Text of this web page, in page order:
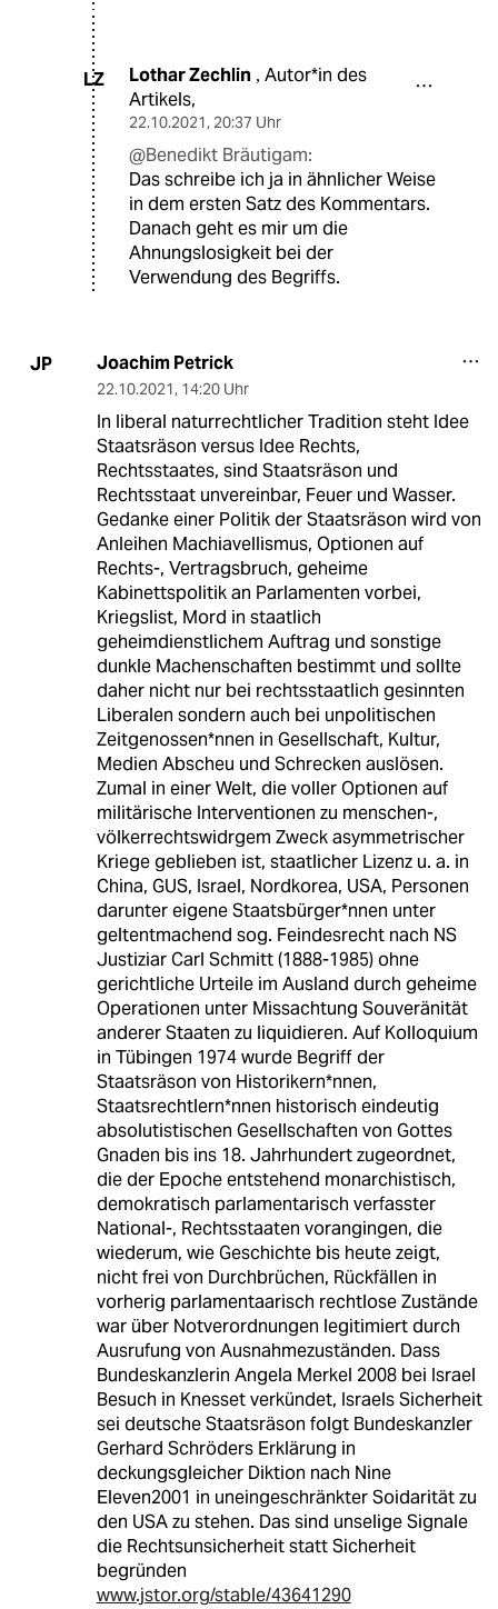
LZ Lothar Zechlin , Autor*in des
Artikels,
22.10.2021, 20:37 Uhr
@Benedikt Bräutigam:
Das schreibe ich ja in ähnlicher Weise
in dem ersten Satz des Kommentars.
Danach geht es mir um die
Ahnungslosigkeit bei der
Verwendung des Begriffs.
JP Joachim Petrick
22.10.2021, 14:20 Uhr
In liberal naturrechtlicher Tradition steht Idee
Staatsräson versus Idee Rechts,
Rechtsstaates, sind Staatsräson und
Rechtsstaat unvereinbar, Feuer und Wasser.
Gedanke einer Politik der Staatsräson wird von
Anleihen Machiavellismus, Optionen auf
Rechts-, Vertragsbruch, geheime
Kabinettspolitik an Parlamenten vorbei,
Kriegslist, Mord in staatlich
geheimdienstlichem Auftrag und sonstige
dunkle Machenschaften bestimmt und sollte
daher nicht nur bei rechtsstaatlich gesinnten
Liberalen sondern auch bei unpolitischen
Zeitgenossen*nnen in Gesellschaft, Kultur,
Medien Abscheu und Schrecken auslösen.
Zumal in einer Welt, die voller Optionen auf
militärische Interventionen zu menschen-,
völkerrechtswidrgem Zweck asymmetrischer
Kriege geblieben ist, staatlicher Lizenz u. a. in
China, GUS, Israel, Nordkorea, USA, Personen
darunter eigene Staatsbürger*nnen unter
geltentmachend sog. Feindesrecht nach NS
Justiziar Carl Schmitt (1888-1985) ohne
gerichtliche Urteile im Ausland durch geheime
Operationen unter Missachtung Souveränität
anderer Staaten zu liquidieren. Auf Kolloquium
in Tübingen 1974 wurde Begriff der
Staatsräson von Historikern*nnen,
Staatsrechtlern*nnen historisch eindeutig
absolutistischen Gesellschaften von Gottes
Gnaden bis ins 18. Jahrhundert zugeordnet,
die der Epoche entstehend monarchistisch,
demokratisch parlamentarisch verfasster
National-, Rechtsstaaten vorangingen, die
wiederum, wie Geschichte bis heute zeigt,
nicht frei von Durchbrüchen, Rückfällen in
vorherig parlamentaarisch rechtlose Zustände
war über Notverordnungen legitimiert durch
Ausrufung von Ausnahmezuständen. Dass
Bundeskanzlerin Angela Merkel 2008 bei Israel
Besuch in Knesset verkündet, Israels Sicherheit
sei deutsche Staatsräson folgt Bundeskanzler
Gerhard Schröders Erklärung in
deckungsgleicher Diktion nach Nine
Eleven2001 in uneingeschränkter Soidarität zu
den USA zu stehen. Das sind unselige Signale
die Rechtsunsicherheit statt Sicherheit
begründen
www.jstor.org/stable/43641290